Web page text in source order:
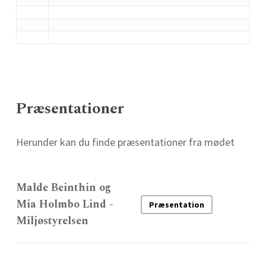
Præsentationer
Herunder kan du finde præsentationer fra mødet
Malde Beinthin og
Mia Holmbo Lind -
Miljøstyrelsen
Præsentation